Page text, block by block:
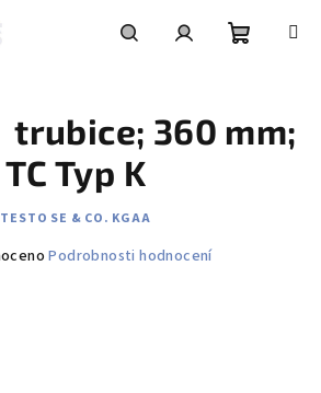
košík
360 mm;
TC Typ K
TESTO SE & CO. KGAA
Podrobnosti hodnocení